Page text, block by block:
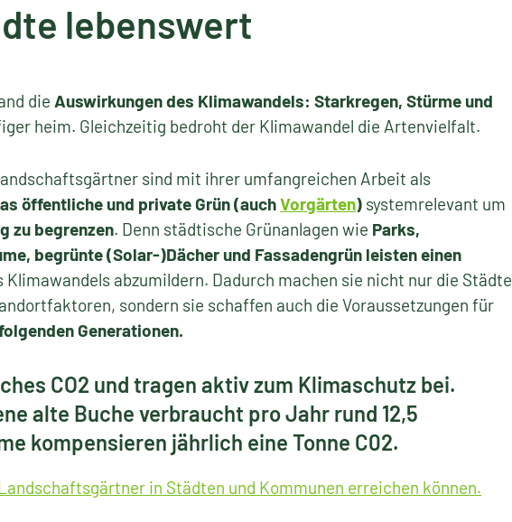
lebenswert
die Auswirkungen des Klimawandels: Starkregen, Stürme und
heim. Gleichzeitig bedroht der Klimawandel die Artenvielfalt.
sind mit ihrer umfangreichen Arbeit als
öffentliche und private Grün (auchVorgärten) systemrelevant um
zu begrenzen. Denn städtische Grünanlagen wie Parks,
begrünte (Solar-)Dächer und Fassadengrün leisten einen
Klimawandels abzumildern. Dadurch machen sie nicht nur die Städte
sondern sie schaffen auch die Voraussetzungen für
Generationen.
CO2 und tragen aktiv zum Klimaschutz bei.
alte Buche verbraucht pro Jahr rund 12,5
kompensieren jährlich eine Tonne C02.
in Städten und Kommunen erreichen können.